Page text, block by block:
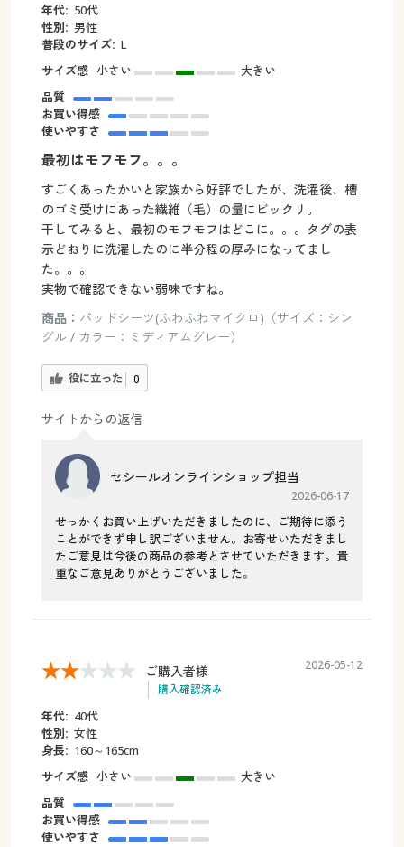
年代: 50代
性別: 男性
普段のサイズ: L
サイズ感 小さい
大きい
品質
お買い得感
使いやすさ
最初はモフモフ。。。
すごくあったかいと家族から好評でしたが、洗濯後、槽
のゴミ受けにあった繊維（毛）の量にビックリ。
干してみると、最初のモフモフはどこに。。。タグの表
示どおりに洗濯したのに半分程の厚みになってまし
た。。。
実物で確認できない弱味ですね。
商品： パッドシーツ(ふわふわマイクロ)（サイズ：シン
グル / カラー：ミディアムグレー）
役に立った 0
サイトからの返信
セシールオンラインショップ担当
2026-06-17
せっかくお買い上げいただきましたのに、ご期待に添う
ことができず申し訳ございません。お寄せいただきまし
たご意見は今後の商品の参考とさせていただきます。貴
重なご意見ありがとうございました。
ご購入者様
購入確認済み
2026-05-12
年代: 40代
性別: 女性
身長: 160～165cm
サイズ感 小さい
大きい
品質
お買い得感
使いやすさ